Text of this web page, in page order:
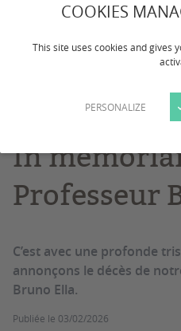
COOKIES
This site uses cookies and gives
PERSONALIZE
In
Professeur
C’est avec une profonde
annonçons le décès de
Bruno Ella.
Publiée le 03/02/2026